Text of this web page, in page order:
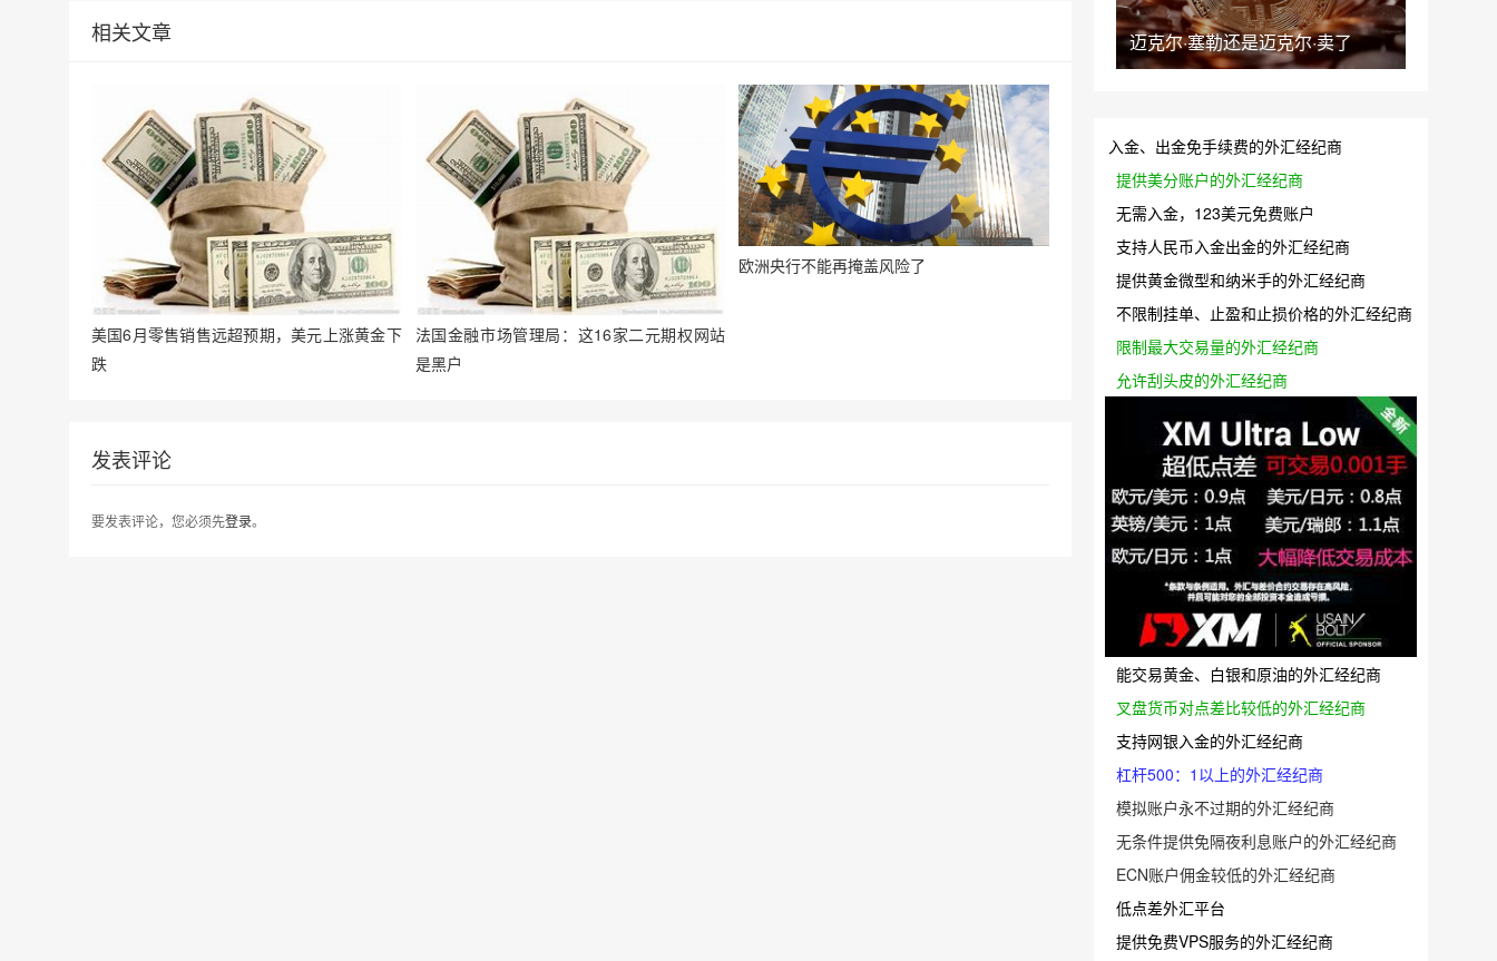
相关文章
美国6月零售销售远超预期，美元上涨黄金下
跌
法国金融市场管理局：这16家二元期权网站
是黑户
欧洲央行不能再掩盖风险了
发表评论
要发表评论，您必须先登录。
迈克尔·塞勒还是迈克尔·卖了
入金、出金免手续费的外汇经纪商
提供美分账户的外汇经纪商
无需入金，123美元免费账户
支持人民币入金出金的外汇经纪商
提供黄金微型和纳米手的外汇经纪商
不限制挂单、止盈和止损价格的外汇经纪商
限制最大交易量的外汇经纪商
允许刮头皮的外汇经纪商
能交易黄金、白银和原油的外汇经纪商
叉盘货币对点差比较低的外汇经纪商
支持网银入金的外汇经纪商
杠杆500：1以上的外汇经纪商
模拟账户永不过期的外汇经纪商
无条件提供免隔夜利息账户的外汇经纪商
ECN账户佣金较低的外汇经纪商
低点差外汇平台
提供免费VPS服务的外汇经纪商